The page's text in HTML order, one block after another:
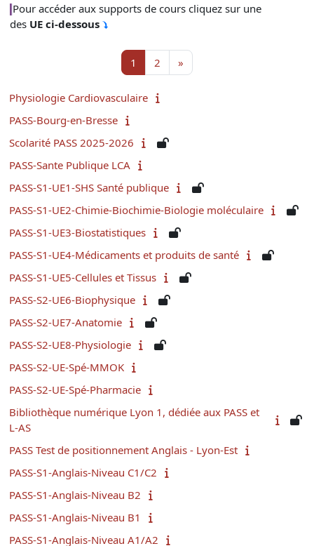
Pour accéder aux supports de cours cliquez sur une
des UE ci-dessous
1 Page 1
2 Page 2
»
Physiologie Cardiovasculaire
PASS-Bourg-en-Bresse
Scolarité PASS 2025-2026
PASS-Sante Publique LCA
PASS-S1-UE1-SHS Santé publique
PASS-S1-UE2-Chimie-Biochimie-Biologie moléculaire
PASS-S1-UE3-Biostatistiques
PASS-S1-UE4-Médicaments et produits de santé
PASS-S1-UE5-Cellules et Tissus
PASS-S2-UE6-Biophysique
PASS-S2-UE7-Anatomie
PASS-S2-UE8-Physiologie
PASS-S2-UE-Spé-MMOK
PASS-S2-UE-Spé-Pharmacie
Bibliothèque numérique Lyon 1, dédiée aux PASS et
L-AS
PASS Test de positionnement Anglais - Lyon-Est
PASS-S1-Anglais-Niveau C1/C2
PASS-S1-Anglais-Niveau B2
PASS-S1-Anglais-Niveau B1
PASS-S1-Anglais-Niveau A1/A2